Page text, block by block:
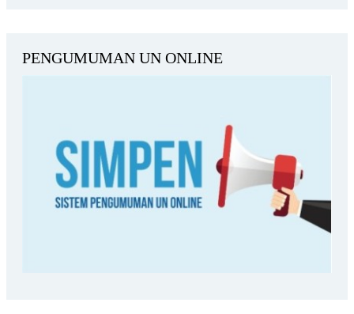
PENGUMUMAN UN ONLINE